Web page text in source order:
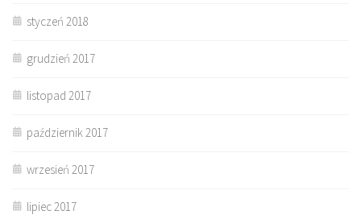
styczeń 2018
grudzień 2017
listopad 2017
październik 2017
wrzesień 2017
lipiec 2017